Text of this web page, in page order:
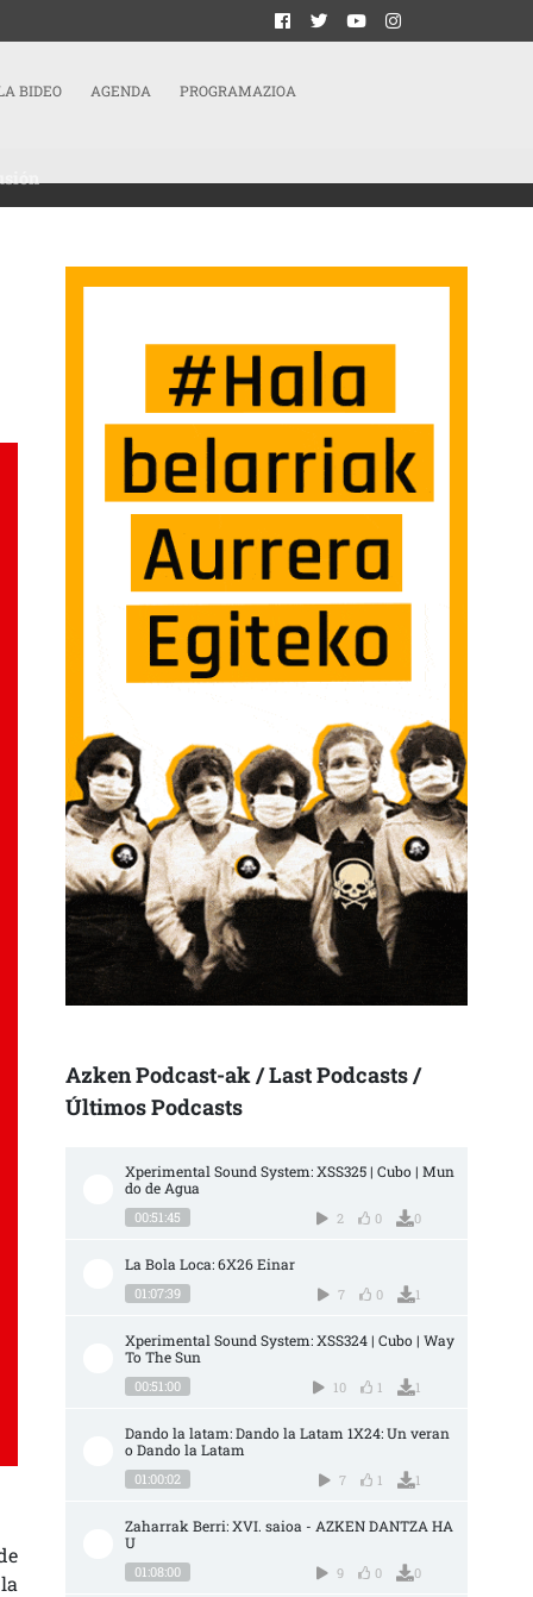
BIDEO AGENDA PROGRAMAZIOA
SOCIALES | LEY DEL SISTEMA VASCO DE GARANTÍA DE
Azken Podcast-ak / Last Podcasts /
Últimos Podcasts
Xperimental Sound System: XSS325 | Cubo | Mun
do de Agua
00:51:45 2 0 0
La Bola Loca: 6X26 Einar
01:07:39 7 0 1
Xperimental Sound System: XSS324 | Cubo | Way
To The Sun
00:51:00 10 1 1
Dando la latam: Dando la Latam 1X24: Un veran
o Dando la Latam
01:00:02 7 1 1
Zaharrak Berri: XVI. saioa - AZKEN DANTZA HA
U
01:08:00 9 0 0